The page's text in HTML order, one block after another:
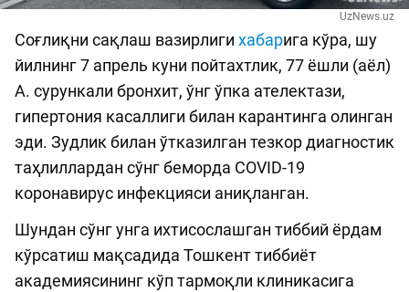
UzNews.uz
Соғлиқни сақлаш вазирлиги хабарига кўра, шу
йилнинг 7 апрель куни пойтахтлик, 77 ёшли (аёл)
А. сурункали бронхит, ўнг ўпка ателектази,
гипертония касаллиги билан карантинга олинган
эди. Зудлик билан ўтказилган тезкор диагностик
таҳлиллардан сўнг беморда COVID-19
коронавирус инфекцияси аниқланган.
Шундан сўнг унга ихтисослашган тиббий ёрдам
кўрсатиш мақсадида Тошкент тиббиёт
академиясининг кўп тармоқли клиникасига